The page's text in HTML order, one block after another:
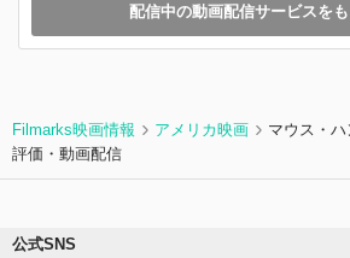
配信中の動画配信サービスを
Filmarks映画情報 アメリカ映画
マウス・ハ
評価・動画配信
公式SNS